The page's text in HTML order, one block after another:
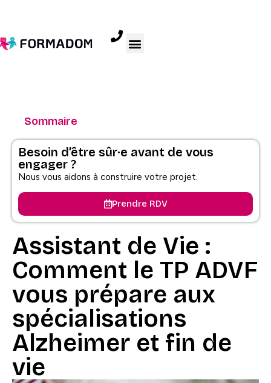
Sommaire
Besoin d’être sûr·e avant de vous
engager ?
Nous vous aidons à construire votre projet.
Prendre RDV
Assistant de Vie :
Comment le TP ADVF
vous prépare aux
spécialisations
Alzheimer et fin de
vie